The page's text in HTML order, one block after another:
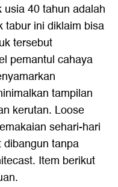
40 tahun adalah
tabur ini diklaim bisa
tersebut
pemantul cahaya
tampilan
kerutan. Loose
sehari-hari
tanpa
Item berikut